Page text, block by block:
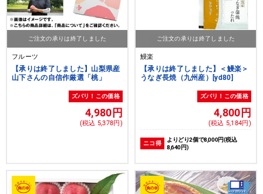
ご注文の承りは終了しました
フルーツ
【承りは終了しました】山梨県産
山下さんの自信作厳選「桃」
ズバリ！この価格
4,980円
(税込 5,378円)
ご注文の承りは終了しました
鰻楽
【承りは終了しました】＜鰻楽＞
うなぎ長焼（九州産）[yd80]
ズバリ！この価格
4,800円
(税込 5,184円)
ニコ得
よりどり2個で8,000円(税込
8,640円)